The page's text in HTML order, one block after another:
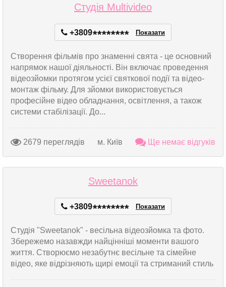
Студія Мultivideo
+3809******** Показати
Створення фільмів про знаменні свята - це основний
напрямок нашої діяльності. Він включає проведення
відеозйомки протягом усієї святкової події та відео-
монтаж фільму. Для зйомки використовується
професійне відео обладнання, освітлення, а також
системи стабілізації. До...
2679 переглядів м. Київ Ще немає відгуків
Sweetanok
+3809******** Показати
Студія "Sweetanok" - весільна відеозйомка та фото.
Збережемо назавжди найцінніші моменти вашого
життя. Створюємо незабутнє весільне та сімейне
відео, яке відрізняють щирі емоції та стриманий стиль